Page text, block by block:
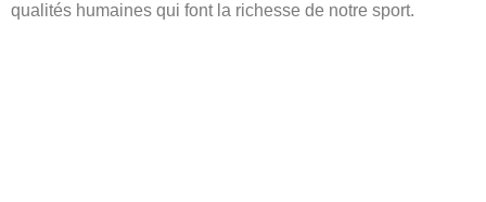
qualités humaines qui font la richesse de notre sport.